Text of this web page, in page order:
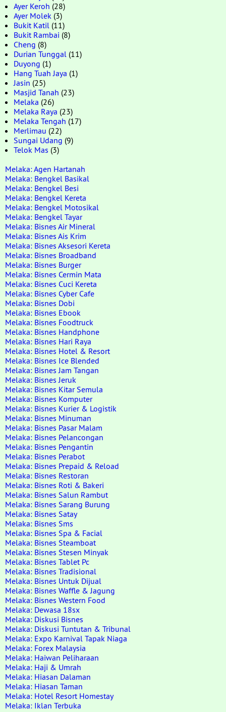
Ayer Keroh (28)
Ayer Molek (3)
Bukit Katil (11)
Bukit Rambai (8)
Cheng (8)
Durian Tunggal (11)
Duyong (1)
Hang Tuah Jaya (1)
Jasin (25)
Masjid Tanah (23)
Melaka (26)
Melaka Raya (23)
Melaka Tengah (17)
Merlimau (22)
Sungai Udang (9)
Telok Mas (3)
Melaka: Agen Hartanah
Melaka: Bengkel Basikal
Melaka: Bengkel Besi
Melaka: Bengkel Kereta
Melaka: Bengkel Motosikal
Melaka: Bengkel Tayar
Melaka: Bisnes Air Mineral
Melaka: Bisnes Ais Krim
Melaka: Bisnes Aksesori Kereta
Melaka: Bisnes Broadband
Melaka: Bisnes Burger
Melaka: Bisnes Cermin Mata
Melaka: Bisnes Cuci Kereta
Melaka: Bisnes Cyber Cafe
Melaka: Bisnes Dobi
Melaka: Bisnes Ebook
Melaka: Bisnes Foodtruck
Melaka: Bisnes Handphone
Melaka: Bisnes Hari Raya
Melaka: Bisnes Hotel & Resort
Melaka: Bisnes Ice Blended
Melaka: Bisnes Jam Tangan
Melaka: Bisnes Jeruk
Melaka: Bisnes Kitar Semula
Melaka: Bisnes Komputer
Melaka: Bisnes Kurier & Logistik
Melaka: Bisnes Minuman
Melaka: Bisnes Pasar Malam
Melaka: Bisnes Pelancongan
Melaka: Bisnes Pengantin
Melaka: Bisnes Perabot
Melaka: Bisnes Prepaid & Reload
Melaka: Bisnes Restoran
Melaka: Bisnes Roti & Bakeri
Melaka: Bisnes Salun Rambut
Melaka: Bisnes Sarang Burung
Melaka: Bisnes Satay
Melaka: Bisnes Sms
Melaka: Bisnes Spa & Facial
Melaka: Bisnes Steamboat
Melaka: Bisnes Stesen Minyak
Melaka: Bisnes Tablet Pc
Melaka: Bisnes Tradisional
Melaka: Bisnes Untuk Dijual
Melaka: Bisnes Waffle & Jagung
Melaka: Bisnes Western Food
Melaka: Dewasa 18sx
Melaka: Diskusi Bisnes
Melaka: Diskusi Tuntutan & Tribunal
Melaka: Expo Karnival Tapak Niaga
Melaka: Forex Malaysia
Melaka: Haiwan Peliharaan
Melaka: Haji & Umrah
Melaka: Hiasan Dalaman
Melaka: Hiasan Taman
Melaka: Hotel Resort Homestay
Melaka: Iklan Terbuka